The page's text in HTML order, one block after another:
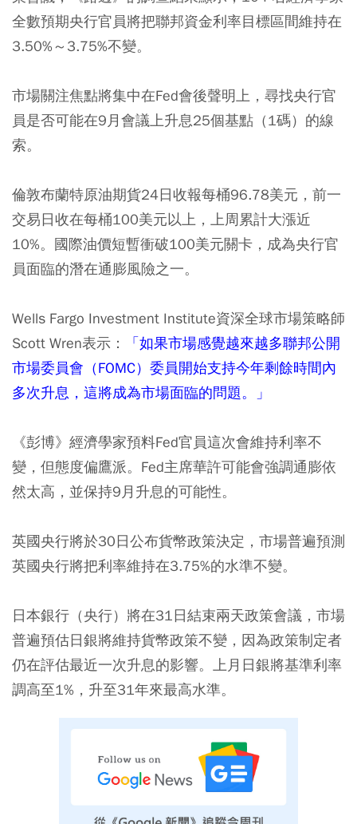
全數預期央行官員將把聯邦資金利率目標區間維持在
3.50%～3.75%不變。
市場關注焦點將集中在Fed會後聲明上，尋找央行官
員是否可能在9月會議上升息25個基點（1碼）的線
索。
倫敦布蘭特原油期貨24日收報每桶96.78美元，前一
交易日收在每桶100美元以上，上周累計大漲近
10%。國際油價短暫衝破100美元關卡，成為央行官
員面臨的潛在通膨風險之一。
Wells Fargo Investment Institute資深全球市場策略師
Scott Wren表示：
「如果市場感覺越來越多聯邦公開
市場委員會（FOMC）委員開始支持今年剩餘時間內
多次升息，這將成為市場面臨的問題。」
《彭博》經濟學家預料Fed官員這次會維持利率不
變，但態度偏鷹派。Fed主席華許可能會強調通膨依
然太高，並保持9月升息的可能性。
英國央行將於30日公布貨幣政策決定，市場普遍預測
英國央行將把利率維持在3.75%的水準不變。
日本銀行（央行）將在31日結束兩天政策會議，市場
普遍預估日銀將維持貨幣政策不變，因為政策制定者
仍在評估最近一次升息的影響。上月日銀將基準利率
調高至1%，升至31年來最高水準。